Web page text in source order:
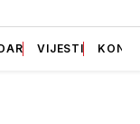
VIJESTI